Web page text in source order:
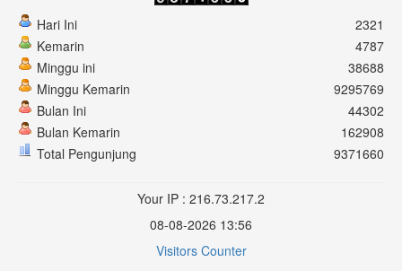
Hari Ini
Kemarin
Minggu ini
Minggu Kemarin
Bulan Ini
Bulan Kemarin
Total Pengunjung
2321
4787
38688
9295769
44302
162908
9371660
Your IP : 216.73.217.2
08-08-2026 13:56
Visitors Counter